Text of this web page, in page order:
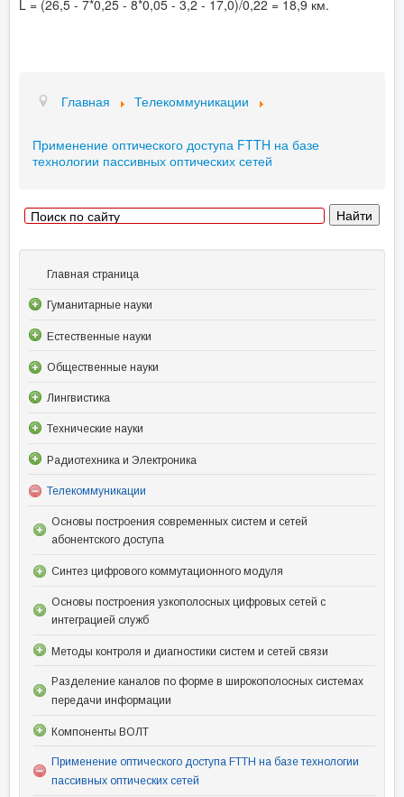
L = (26,5 - 7*0,25 - 8*0,05 - 3,2 - 17,0)/0,22 = 18,9 км.
Главная Телекоммуникации
Применение оптического доступа FTTH на базе
технологии пассивных оптических сетей
Главная страница
Гуманитарные науки
Естественные науки
Общественные науки
Лингвистика
Технические науки
Радиотехника и Электроника
Телекоммуникации
Основы построения современных систем и сетей
абонентского доступа
Синтез цифрового коммутационного модуля
Основы построения узкополосных цифровых сетей с
интеграцией служб
Методы контроля и диагностики систем и сетей связи
Разделение каналов по форме в широкополосных системах
передачи информации
Компоненты ВОЛТ
Применение оптического доступа FTTH на базе технологии
пассивных оптических сетей